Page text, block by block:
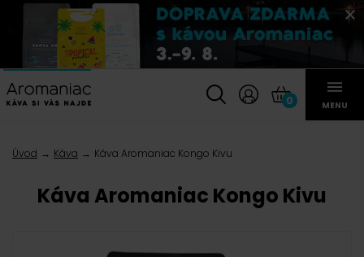
0 MENU
Úvod Káva Káva Aromaniac Kongo Kivu
Káva Aromaniac Kongo Kivu